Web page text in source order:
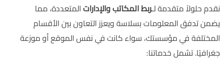
نقدم حلولاً متقدمة لـربط المكاتب والإداراتالمتعددة، مما
يضمن تدفق المعلومات بسلاسة ويعزز التعاون بين الأقسام
المختلفة في مؤسستك، سواء كانت في نفس الموقع أو موزعة
جغرافيًا. تشمل خدماتنا: